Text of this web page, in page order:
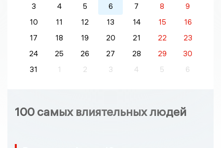
3
4 5 6 7 8
9
10
11 12 13 14 15
16
17
18 19 20 21 22
23
24
25 26 27 28 29
30
31
1 2 3 4 5 6
100 самых влиятельных людей